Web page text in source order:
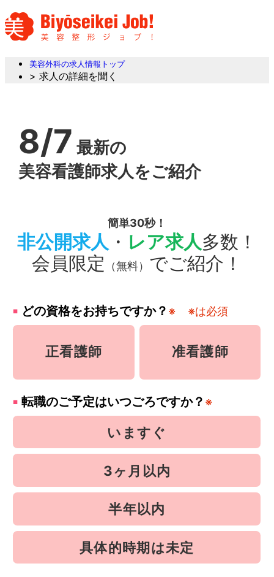
美容外科の求人情報トップ
> 求人の詳細を聞く
8/7 最新の
美容看護師求人をご紹介
簡単30秒！
非公開求人 ・ レア求人多数！
会員限定
（無料） でご紹介！
どの資格をお持ちですか？ ※ ※は必須
正看護師 准看護師
転職のご予定はいつごろですか？ ※
いますぐ
3ヶ月以内
半年以内
具体的時期は未定